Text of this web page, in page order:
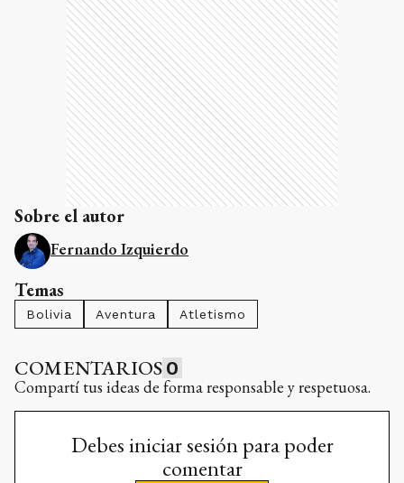
Sobre el autor
Fernando Izquierdo
Temas
Bolivia Aventura Atletismo
COMENTARIOS 0
Compartí tus ideas de forma responsable y respetuosa.
Debes iniciar sesión para poder
comentar